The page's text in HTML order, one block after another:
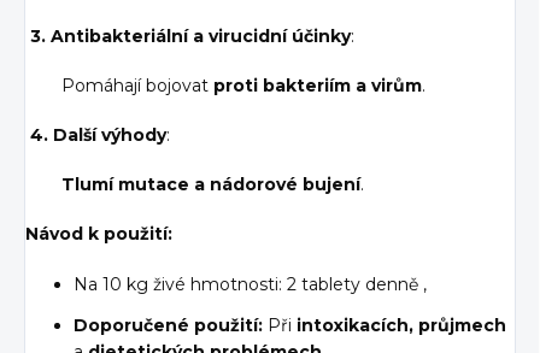
3. Antibakteriální a virucidní účinky:
Pomáhají bojovat proti bakteriím a virům.
4. Další výhody:
Tlumí mutace a nádorové bujení.
Návod k použití:
Na 10 kg živé hmotnosti: 2 tablety denně ,
Doporučené použití: Při intoxikacích, průjmech